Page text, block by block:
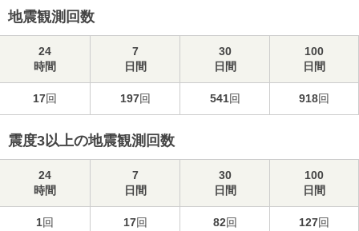
地震観測回数
24
時間
7
日間
30
日間
100
日間
17回 197回 541回 918回
震度3以上の地震観測回数
24
時間
7
日間
30
日間
100
日間
1回 17回 82回 127回